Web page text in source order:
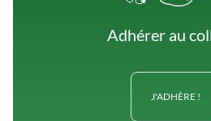
Adhérer au
J'ADHÈRE !